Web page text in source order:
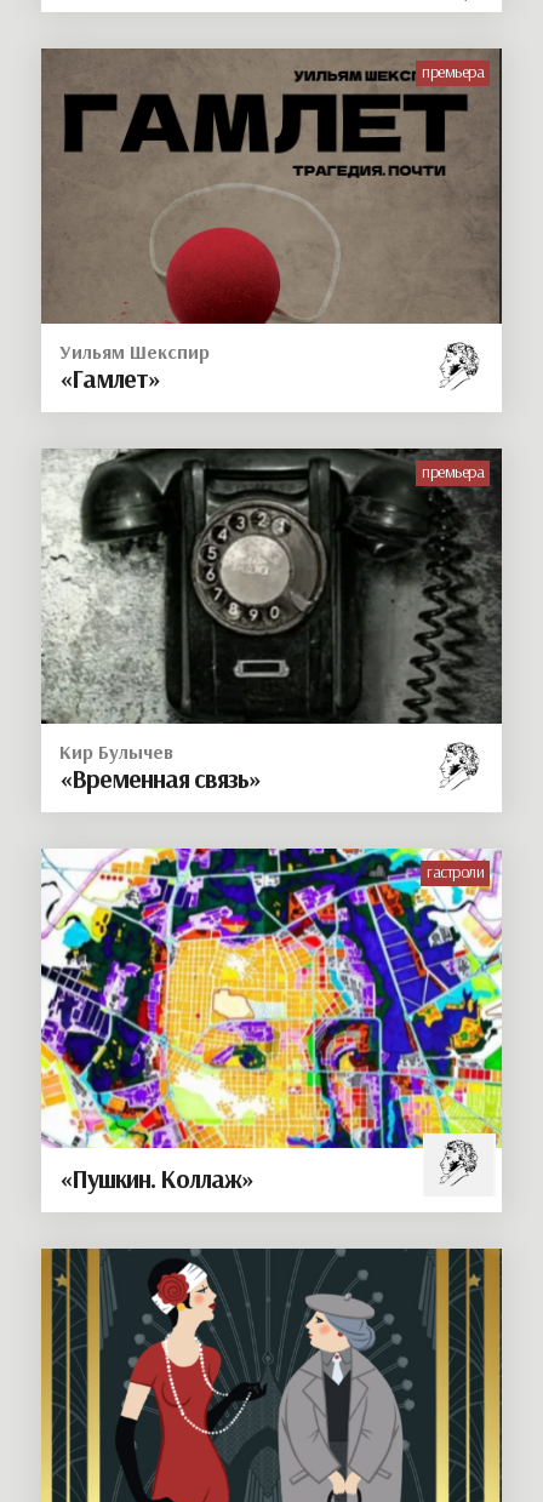
премьера
Уильям Шекспир
«Гамлет»
премьера
Кир Булычев
«Временная связь»
гастроли
«Пушкин. Коллаж»